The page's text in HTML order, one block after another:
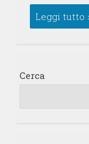
Leggi tutto
Cerca